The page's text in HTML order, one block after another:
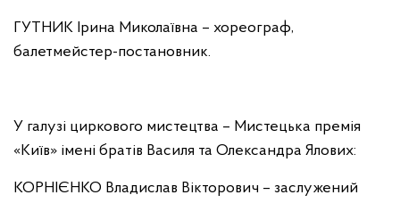
ГУТНИК Ірина Миколаївна – хореограф,
балетмейстер-постановник.
У галузі циркового мистецтва – Мистецька премія
«Київ» імені братів Василя та Олександра Ялових:
КОРНІЄНКО Владислав Вікторович – заслужений